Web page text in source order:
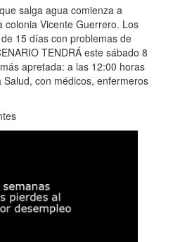
salga agua comienza a
colonia Vicente Guerrero. Los
15 días con problemas de
TENDRÁ este sábado 8
apretada: a las 12:00 horas
con médicos, enfermeros